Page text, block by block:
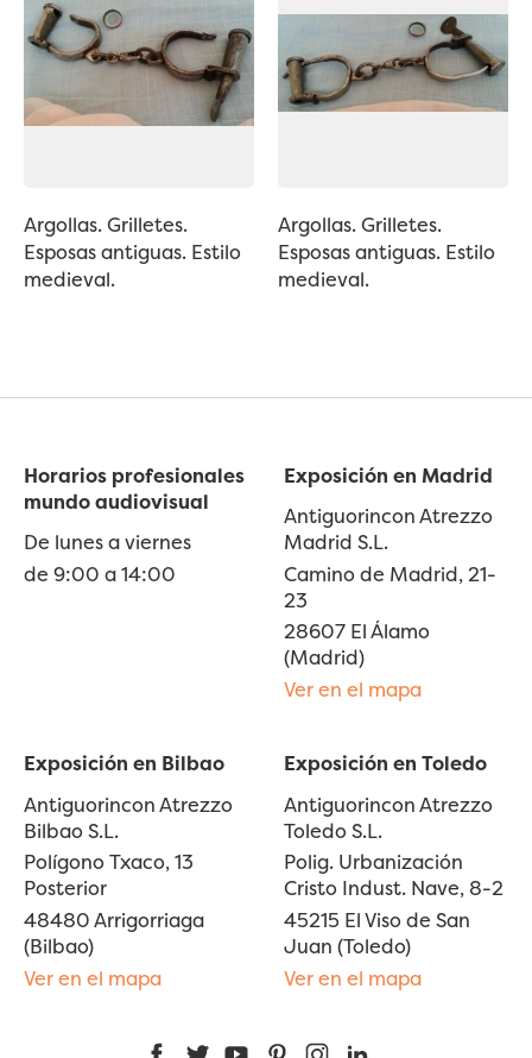
Argollas. Grilletes.
Esposas antiguas. Estilo
medieval.
Argollas. Grilletes.
Esposas antiguas. Estilo
medieval.
Horarios profesionales
mundo audiovisual
De lunes a viernes
de 9:00 a 14:00
Exposición en Madrid
Antiguorincon Atrezzo
Madrid S.L.
Camino de Madrid, 21-
23
28607 El Álamo
(Madrid)
Ver en el mapa
Exposición en Bilbao
Antiguorincon Atrezzo
Bilbao S.L.
Polígono Txaco, 13
Posterior
48480 Arrigorriaga
(Bilbao)
Ver en el mapa
Exposición en Toledo
Antiguorincon Atrezzo
Toledo S.L.
Polig. Urbanización
Cristo Indust. Nave, 8-2
45215 El Viso de San
Juan (Toledo)
Ver en el mapa
FacebookTwitterYouTubePinterestInstagram